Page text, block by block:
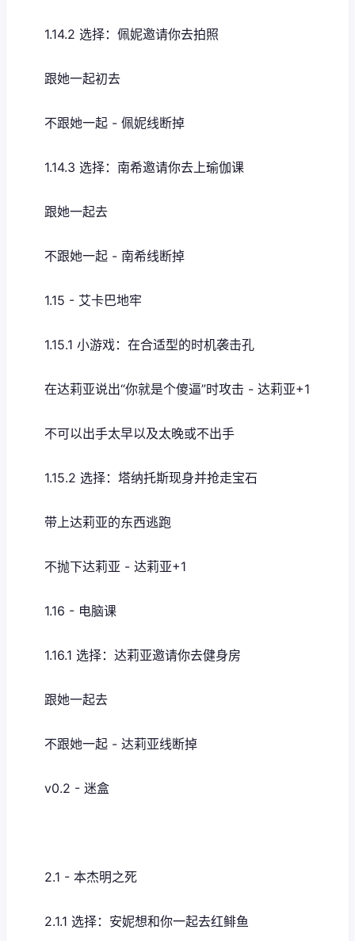
1.14.2 选择：佩妮邀请你去拍照
跟她一起初去
不跟她一起 - 佩妮线断掉
1.14.3 选择：南希邀请你去上瑜伽课
跟她一起去
不跟她一起 - 南希线断掉
1.15 - 艾卡巴地牢
1.15.1 小游戏：在合适型的时机袭击孔
在达莉亚说出“你就是个傻逼”时攻击 - 达莉亚+1
不可以出手太早以及太晚或不出手
1.15.2 选择：塔纳托斯现身并抢走宝石
带上达莉亚的东西逃跑
不抛下达莉亚 - 达莉亚+1
1.16 - 电脑课
1.16.1 选择：达莉亚邀请你去健身房
跟她一起去
不跟她一起 - 达莉亚线断掉
v0.2 - 迷盒
2.1 - 本杰明之死
2.1.1 选择：安妮想和你一起去红鲱鱼